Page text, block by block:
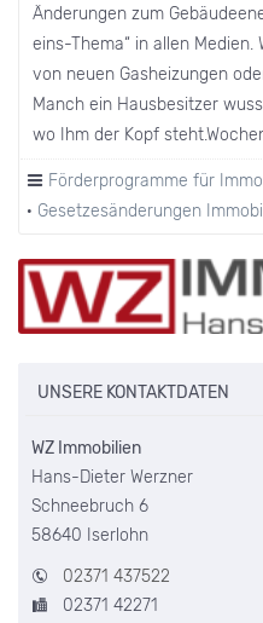
Änderungen zum
eins-Thema“ in allen
von neuen Gasheizungen
Manch ein Hausbesitzer
wo Ihm der Kopf
Förderprogramme für
· Gesetzesänderungen
UNSERE KONTAKTDATEN
WZ Immobilien
Hans-Dieter Werzner
Schneebruch 6
58640 Iserlohn
02371 437522
02371 42271